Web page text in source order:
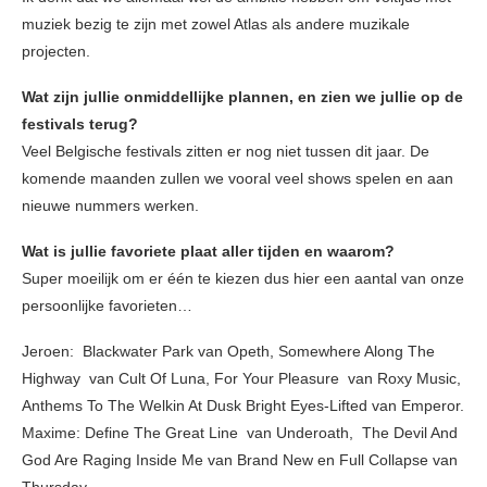
muziek bezig te zijn met zowel Atlas als andere muzikale
projecten.
Wat zijn jullie onmiddellijke plannen, en zien we jullie op de
festivals terug?
Veel Belgische festivals zitten er nog niet tussen dit jaar. De
komende maanden zullen we vooral veel shows spelen en aan
nieuwe nummers werken.
Wat is jullie favoriete plaat aller tijden en waarom?
Super moeilijk om er één te kiezen dus hier een aantal van onze
persoonlijke favorieten…
Jeroen: Blackwater Park van Opeth, Somewhere Along The
Highway van Cult Of Luna, For Your Pleasure van Roxy Music,
Anthems To The Welkin At Dusk Bright Eyes-Lifted van Emperor.
Maxime: Define The Great Line van Underoath, The Devil And
God Are Raging Inside Me van Brand New en Full Collapse van